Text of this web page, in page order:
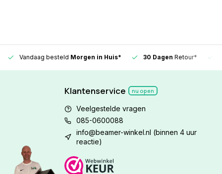
Vandaag besteld Morgen in Huis* 30 Dagen Retour*
Klantenservice nu open
Veelgestelde vragen
085-0600088
info@beamer-winkel.nl (binnen 4 uur
reactie)